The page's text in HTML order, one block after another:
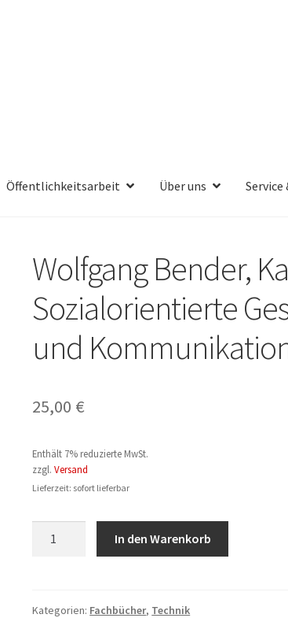
Öffentlichkeitsarbeit Über uns Service
Wolfgang Bender,
Sozialorientierte
und
25,00 €
Enthält 7% reduzierte MwSt.
zzgl.Versand
Lieferzeit: sofort lieferbar
SoGIK
In den Warenkorb
Kategorien: Fachbücher, Technik